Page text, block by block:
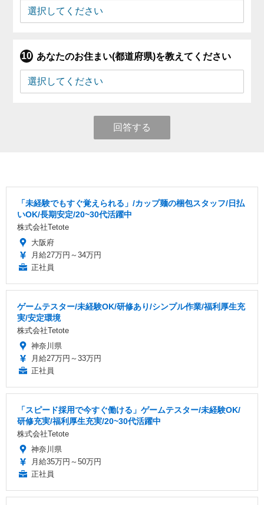
あなたのお住まい(都道府県)を教えてください
回答する
「未経験でもすぐ覚えられる」/カップ麺の梱包スタッフ/日払
いOK/長期安定/20~30代活躍中
株式会社Tetote
大阪府
月給27万円～34万円
正社員
ゲームテスター/未経験OK/研修あり/シンプル作業/福利厚生充
実/安定環境
株式会社Tetote
神奈川県
月給27万円～33万円
正社員
「スピード採用で今すぐ働ける」ゲームテスター/未経験OK/
研修充実/福利厚生充実/20~30代活躍中
株式会社Tetote
神奈川県
月給35万円～50万円
正社員